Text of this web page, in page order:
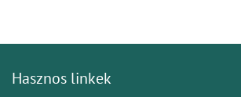
Hasznos linkek